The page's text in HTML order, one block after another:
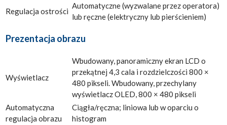
Regulacja ostrości
Automatyczne (wyzwalane przez operatora)
lub ręczne (elektryczny lub pierścieniem)
Prezentacja obrazu
Wyświetlacz
Wbudowany, panoramiczny ekran LCD o
przekątnej 4,3 cala i rozdzielczości 800 ×
480 pikseli. Wbudowany, przechylany
wyświetlacz OLED, 800 × 480 pikseli
Automatyczna
regulacja obrazu
Ciągła/ręczna; liniowa lub w oparciu o
histogram